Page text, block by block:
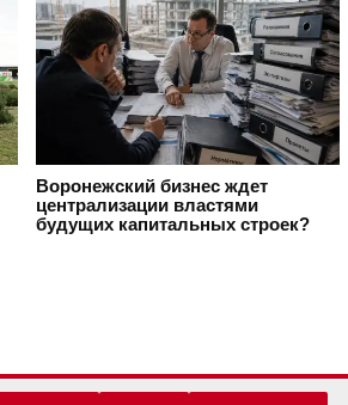
Воронежский бизнес ждет
централизации властями
будущих капитальных строек?